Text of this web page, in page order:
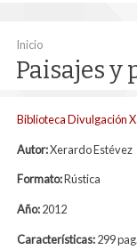
Vostede está aquí
Inicio
Paisajes y
Biblioteca Divulgación
Autor:Xerardo Estévez
Formato:Rústica
Año:2012
Características:299